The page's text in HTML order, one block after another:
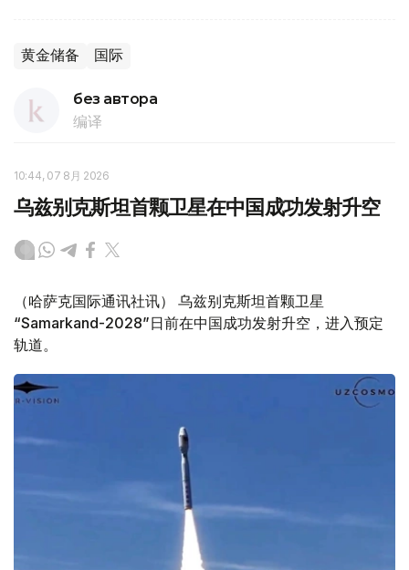
黄金储备 国际
без автора
编译
10:44, 07 8月 2026
乌兹别克斯坦首颗卫星在中国成功发射升空
（哈萨克国际通讯社讯） 乌兹别克斯坦首颗卫星
“Samarkand-2028”日前在中国成功发射升空，进入预定
轨道。